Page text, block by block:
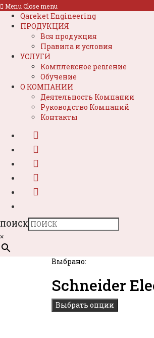
Menu Close menu
Qareket Engineering
ПРОДУКЦИЯ
Вся продукция
Правила и условия
УСЛУГИ
Комплексное решение
Обучение
О КОМПАНИИ
Деятельность Компании
Руководство Компаний
Контакты
ПОИСК
×
Выбрано:
Schneider
Выбрать опции